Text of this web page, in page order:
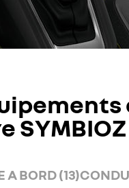
SYMBIOZ
A BORD (13)